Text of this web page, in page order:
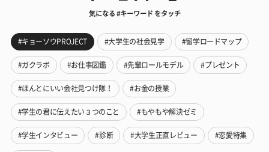
気になる #キーワード をタッチ
#キョーソウPROJECT #大学生の社会見学 #留学ロードマップ
#ガクラボ #お仕事図鑑 #先輩ロールモデル #プレゼント
#ほんとにいい会社見つけ隊！ #お金の授業
#学生の君に伝えたい３つのこと #もやもや解決ゼミ
#学生インタビュー #診断 #大学生正直レビュー #恋愛特集